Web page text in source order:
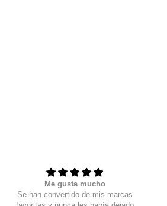
Me gusta mucho
Se han convertido de mis marcas